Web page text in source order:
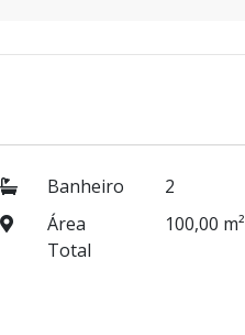
Banheiro
2
Área
Total
100,00 m²